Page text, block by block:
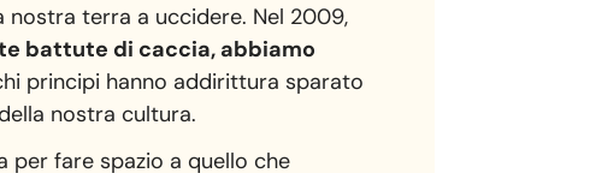
terra a uccidere. Nel 2009,
battute di caccia, abbiamo
principi hanno addirittura sparato
nostra cultura.
per fare spazio a quello che